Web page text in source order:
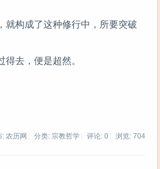
就构成了这种修行中，所要突破
去，便是超然。
: 农历网 分类: 宗教哲学 评论: 0 浏览: 704